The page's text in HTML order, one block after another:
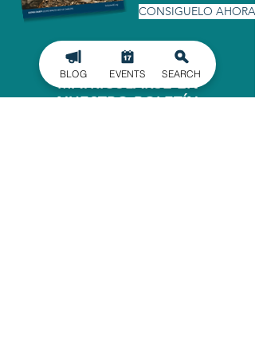
CONSIGUELO AHORA
MATRICULARSE EN
NUESTRO BOLETÍN
BLOG EVENTS SEARCH